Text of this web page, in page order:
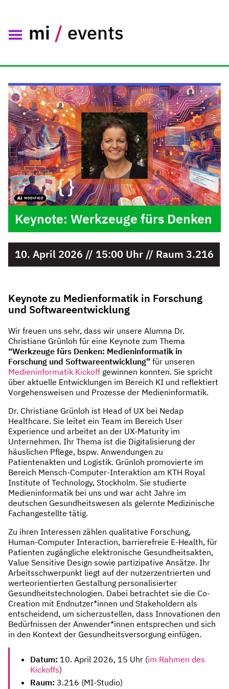
mi / events
Keynote: Werkzeuge fürs Denken
10. April 2026 // 15:00 Uhr // Raum 3.216
Keynote zu Medienformatik in Forschung
und Softwareentwicklung
Wir freuen uns sehr, dass wir unsere Alumna Dr.
Christiane Grünloh für eine Keynote zum Thema
“Werkzeuge fürs Denken: Medieninformatik in
Forschung und Softwareentwicklung” für unseren
Medieninformatik Kickoff gewinnen konnten. Sie spricht
über aktuelle Entwicklungen im Bereich KI und reflektiert
Vorgehensweisen und Prozesse der Medieninformatik.
Dr. Christiane Grünloh ist Head of UX bei Nedap
Healthcare. Sie leitet ein Team im Bereich User
Experience und arbeitet an der UX-Maturity im
Unternehmen. Ihr Thema ist die Digitalisierung der
häuslichen Pflege, bspw. Anwendungen zu
Patientenakten und Logistik. Grünloh promovierte im
Bereich Mensch-Computer-Interaktion am KTH Royal
Institute of Technology, Stockholm. Sie studierte
Medieninformatik bei uns und war acht Jahre im
deutschen Gesundheitswesen als gelernte Medizinische
Fachangestellte tätig.
Zu ihren Interessen zählen qualitative Forschung,
Human-Computer Interaction, barrierefreie E-Health, für
Patienten zugängliche elektronische Gesundheitsakten,
Value Sensitive Design sowie partizipative Ansätze. Ihr
Arbeitsschwerpunkt liegt auf der nutzerzentrierten und
werteorientierten Gestaltung personalisierter
Gesundheitstechnologien. Dabei betrachtet sie die Co-
Creation mit Endnutzer*innen und Stakeholdern als
entscheidend, um sicherzustellen, dass Innovationen den
Bedürfnissen der Anwender*innen entsprechen und sich
in den Kontext der Gesundheitsversorgung einfügen.
Datum: 10. April 2026, 15 Uhr (im Rahmen des
Kickoffs)
Raum: 3.216 (MI-Studio)